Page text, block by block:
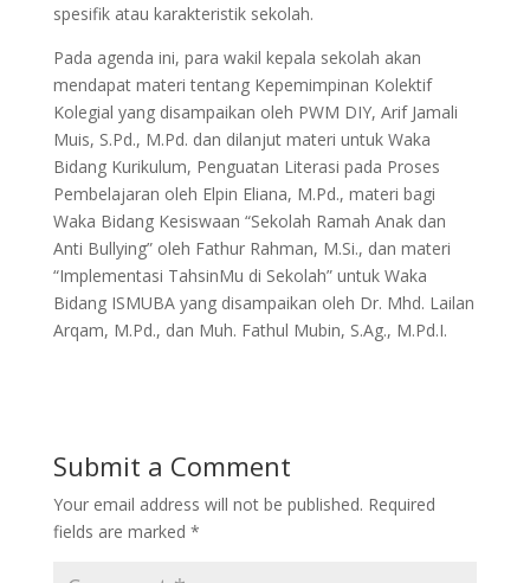
spesifik atau karakteristik sekolah.
Pada agenda ini, para wakil kepala sekolah akan
mendapat materi tentang Kepemimpinan Kolektif
Kolegial yang disampaikan oleh PWM DIY, Arif Jamali
Muis, S.Pd., M.Pd. dan dilanjut materi untuk Waka
Bidang Kurikulum, Penguatan Literasi pada Proses
Pembelajaran oleh Elpin Eliana, M.Pd., materi bagi
Waka Bidang Kesiswaan “Sekolah Ramah Anak dan
Anti Bullying” oleh Fathur Rahman, M.Si., dan materi
“Implementasi TahsinMu di Sekolah” untuk Waka
Bidang ISMUBA yang disampaikan oleh Dr. Mhd. Lailan
Arqam, M.Pd., dan Muh. Fathul Mubin, S.Ag., M.Pd.I.
Submit a Comment
Your email address will not be published. Required
fields are marked *